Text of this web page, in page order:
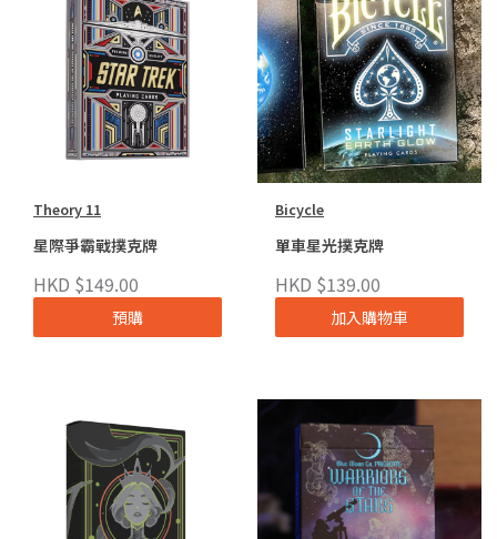
Theory 11
星際爭霸戰撲克牌
HKD $149.00
預購
Bicycle
單車星光撲克牌
HKD $139.00
加入購物車